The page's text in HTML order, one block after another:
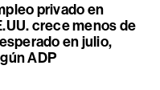
privado en
crece menos de
en julio,
ADP